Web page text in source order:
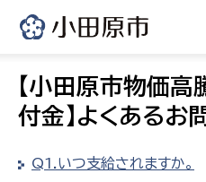
【小田原市物価
付金】よくあるお
Q1.いつ支給されますか。